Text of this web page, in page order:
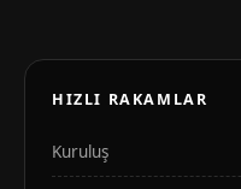
HIZLI RAKAMLAR
Kuruluş